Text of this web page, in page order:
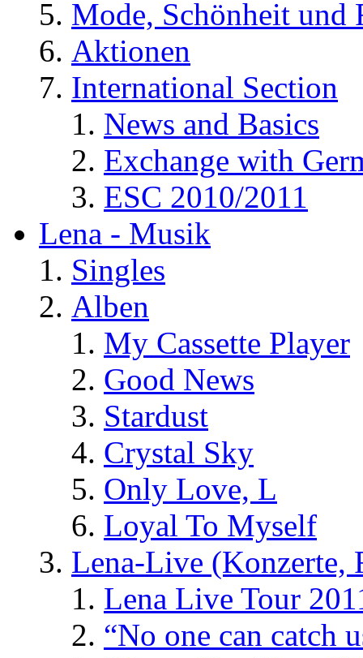
Mode, Schönheit und
Aktionen
International Section
News and Basics
Exchange with
ESC 2010/2011
Lena - Musik
Singles
Alben
My Cassette Player
Good News
Stardust
Crystal Sky
Only Love, L
Loyal To Myself
Lena-Live (Konzerte,
Lena Live Tour
“No one can catch